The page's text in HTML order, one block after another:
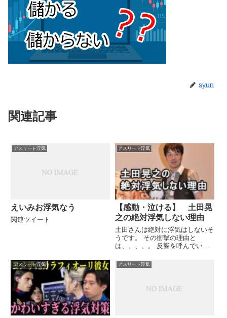
syun
関連記事
アスリート浮気
えいみお浮気なう
関連ツイート
アスリート浮気
【感動・泣ける】 土田晃
之の絶対浮気しない理由
土田さんは絶対に浮気はしないそ
うです。 その衝撃の理由と
は、、、、。 反響を呼んでいま
アスリート浮気 アスリート浮気